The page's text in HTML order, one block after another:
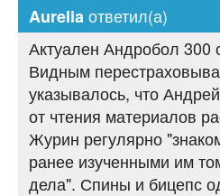
Aureliaответил(а)
Актуален Андробол 300
Видным
указывалось, что
от чтения материалов
Журин регулярно
ранее изученными им
дела". Спины и бицепс